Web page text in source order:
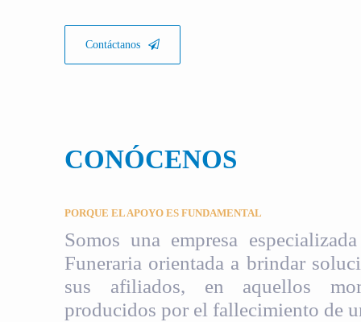
Contáctanos
CONÓCENOS
PORQUE EL APOYO ES FUNDAMENTAL
Somos una empresa
Funeraria orientada a brindar
sus afiliados, en aquellos
producidos por el fallecimiento de